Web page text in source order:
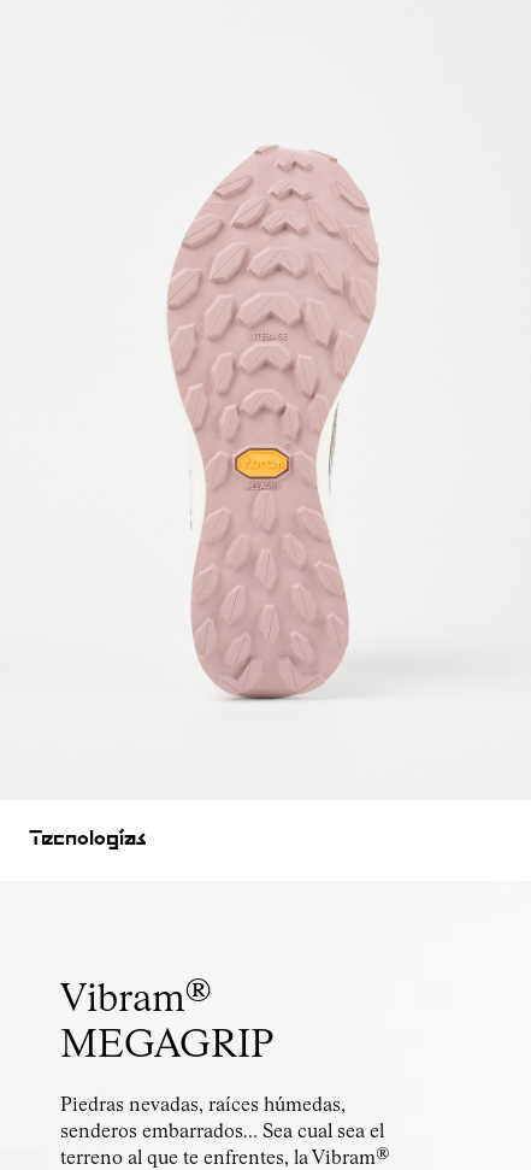
Tecnologías
Vibram®
MEGAGRIP
Piedras nevadas, raíces húmedas,
senderos embarrados… Sea cual sea el
terreno al que te enfrentes, la Vibram®